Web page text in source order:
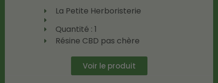
La Petite Herboristerie
Quantité : 1
Résine CBD pas chère
Voir le produit